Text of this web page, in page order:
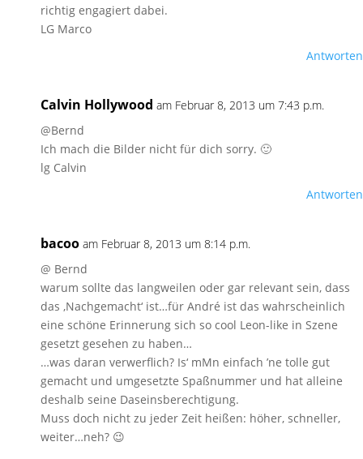
richtig engagiert dabei.
LG Marco
Antworten
Calvin Hollywood am Februar 8, 2013 um 7:43 p.m.
@Bernd
Ich mach die Bilder nicht für dich sorry. 🙂
lg Calvin
Antworten
bacoo am Februar 8, 2013 um 8:14 p.m.
@ Bernd
warum sollte das langweilen oder gar relevant sein, dass
das ‚Nachgemacht‘ ist…für André ist das wahrscheinlich
eine schöne Erinnerung sich so cool Leon-like in Szene
gesetzt gesehen zu haben…
…was daran verwerflich? Is‘ mMn einfach ’ne tolle gut
gemacht und umgesetzte Spaßnummer und hat alleine
deshalb seine Daseinsberechtigung.
Muss doch nicht zu jeder Zeit heißen: höher, schneller,
weiter…neh? 😉